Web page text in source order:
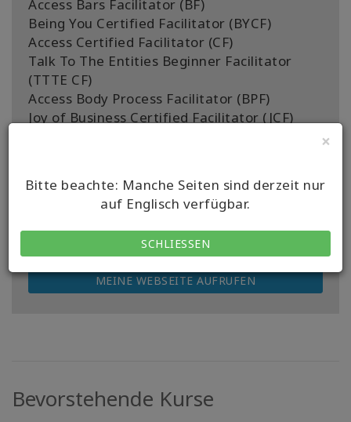
×
Bitte beachte: Manche Seiten sind derzeit nur
auf Englisch verfügbar.
SCHLIESSEN
Access Bars Facilitator (BF)
Being You Certified Facilitator (BYCF)
Access Certified Facilitator (CF)
Talk To The Entities Beginner Facilitator
(TTTE CF)
Access Body Process Facilitator (BPF)
Joy of Business Certified Facilitator (JCF)
Länder mit Kursangebot:
Panama, Panama
KONTAKT
MEINE WEBSEITE AUFRUFEN
Bevorstehende Kurse